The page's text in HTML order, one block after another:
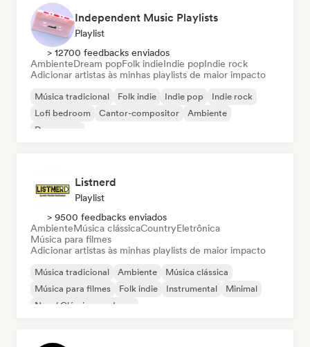
Independent Music Playlists
Playlist
> 12700 feedbacks enviados
AmbienteDream popFolk indieIndie popIndie rock
Adicionar artistas às minhas playlists de maior impacto
Música tradicional Folk indie Indie pop
Indie rock
Lofi bedroom
Cantor-compositor
Ambiente
Dream pop
Listnerd
Playlist
> 9500 feedbacks enviados
AmbienteMúsica clássicaCountryEletrônica
Música para filmes
Adicionar artistas às minhas playlists de maior impacto
Música tradicional Ambiente
Música clássica
Música para filmes
Folk indie Instrumental
Minimal
Neo / Clássico moderno